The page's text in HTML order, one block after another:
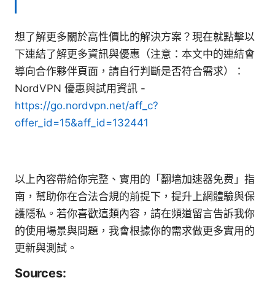
想了解更多關於高性價比的解決方案？現在就點擊以
下連結了解更多資訊與優惠（注意：本文中的連結會
導向合作夥伴頁面，請自行判斷是否符合需求）：
NordVPN 優惠與試用資訊 -
https://go.nordvpn.net/aff_c?
offer_id=15&aff_id=132441
以上內容帶給你完整、實用的「翻墙加速器免费」指
南，幫助你在合法合規的前提下，提升上網體驗與保
護隱私。若你喜歡這類內容，請在頻道留言告訴我你
的使用場景與問題，我會根據你的需求做更多實用的
更新與測試。
Sources: